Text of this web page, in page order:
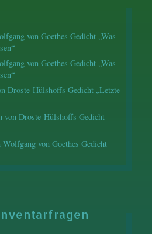
von Goethes Gedicht „Was
von Goethes Gedicht „Was
Droste-Hülshoffs Gedicht „Letzte
von Droste-Hülshoffs Gedicht
Wolfgang von Goethes Gedicht